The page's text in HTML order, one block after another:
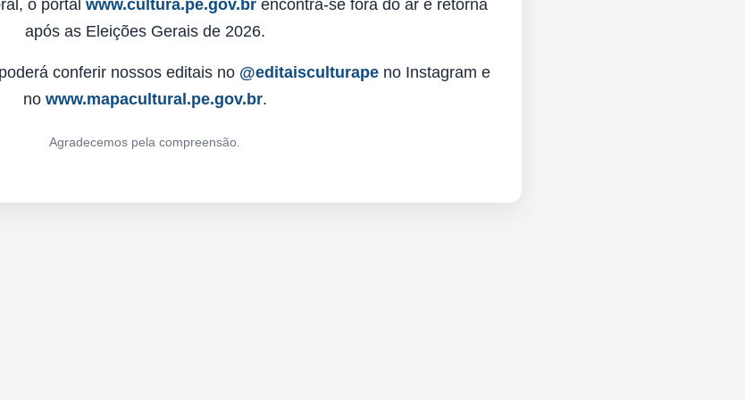
o portal www.cultura.pe.gov.brencontra-se fora do ar e retorna
após as Eleições Gerais de 2026.
conferir nossos editais no @editaisculturapeno Instagram e
no www.mapacultural.pe.gov.br.
Agradecemos pela compreensão.